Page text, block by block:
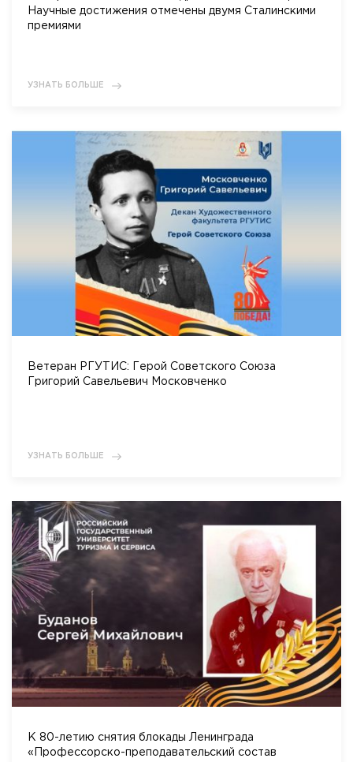
Научные достижения отмечены двумя Сталинскими
премиями
УЗНАТЬ БОЛЬШЕ
Ветеран РГУТИС: Герой Советского Союза
Григорий Савельевич Московченко
УЗНАТЬ БОЛЬШЕ
К 80-летию снятия блокады Ленинграда
«Профессорско-преподавательский состав